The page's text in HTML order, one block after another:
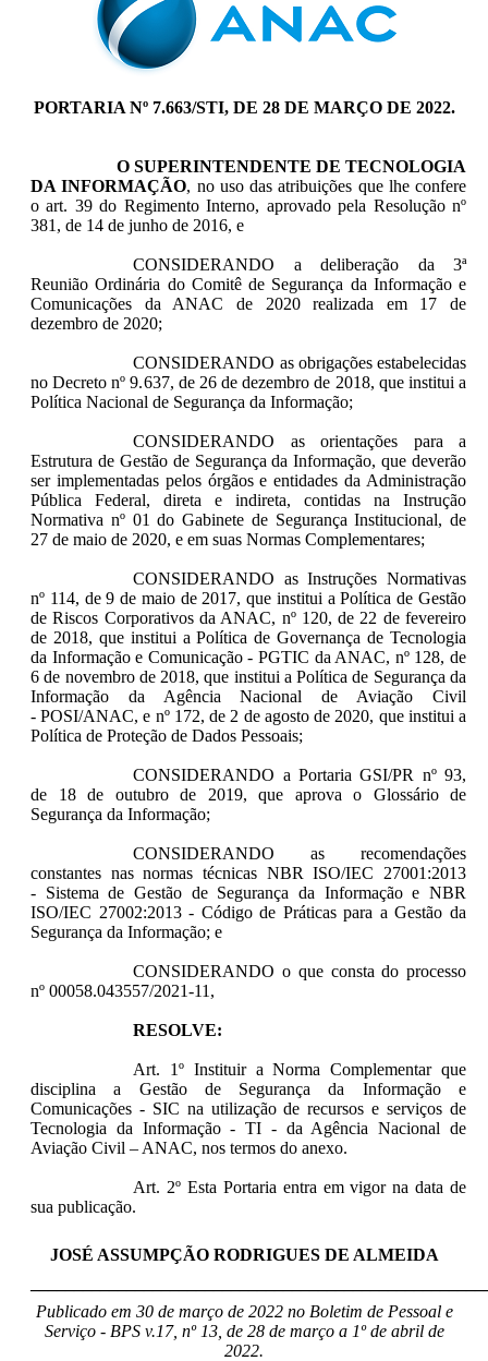
PORTARIA Nº 7.663/STI, DE 28 DE MARÇO DE 2022.
OSUPERINTENDENTE DE TECNOLOGIA
DA INFORMAÇÃO, no uso das atribuições que lhe confere
o art. 39 do Regimento Interno, aprovado pela Resolução nº
381, de 14 de junho de 2016, e
CONSIDERANDO a deliberação da 3ª
Reunião Ordinária do Comitê de Segurança da Informação e
Comunicações da ANAC de 2020 realizada em 17 de
dezembro de 2020;
CONSIDERANDO as obrigações estabelecidas
no Decreto nº 9.637, de 26 de dezembro de 2018, que institui a
Política Nacional de Segurança da Informação;
CONSIDERANDO as orientações para a
Estrutura de Gestão de Segurança da Informação, que deverão
ser implementadas pelos órgãos e entidades da Administração
Pública Federal, direta e indireta, contidas na Instrução
Normativa nº 01 do Gabinete de Segurança Institucional, de
27 de maio de 2020, e em suas Normas Complementares;
CONSIDERANDO as Instruções Normativas
nº 114, de 9 de maio de 2017, que institui a Política de Gestão
de Riscos Corporativos da ANAC, nº 120, de 22 de fevereiro
de 2018, que institui a Política de Governança de Tecnologia
da Informação e Comunicação - PGTIC da ANAC, nº 128, de
6 de novembro de 2018, que institui a Política de Segurança da
Informação da Agência Nacional de Aviação Civil
- POSI/ANAC, e nº 172, de 2 de agosto de 2020, que institui a
Política de Proteção de Dados Pessoais;
CONSIDERANDO a Portaria GSI/PR nº 93,
de 18 de outubro de 2019, que aprova o Glossário de
Segurança da Informação;
CONSIDERANDO as recomendações
constantes nas normas técnicas NBR ISO/IEC 27001:2013
- Sistema de Gestão de Segurança da Informação e NBR
ISO/IEC 27002:2013 - Código de Práticas para a Gestão da
Segurança da Informação; e
CONSIDERANDO o que consta do processo
nº 00058.043557/2021-11,
RESOLVE:
Art. 1º Instituir a Norma Complementar que
disciplina a Gestão de Segurança da Informação e
Comunicações - SIC na utilização de recursos e serviços de
Tecnologia da Informação - TI - da Agência Nacional de
Aviação Civil – ANAC, nos termos do anexo.
Art. 2º Esta Portaria entra em vigor na data de
sua publicação.
JOSÉ ASSUMPÇÃO RODRIGUES DE ALMEIDA
Publicado em 30 de março de 2022 no Boletim de Pessoal e
Serviço - BPS v.17, nº 13, de 28 de março a 1º de abril de
2022.